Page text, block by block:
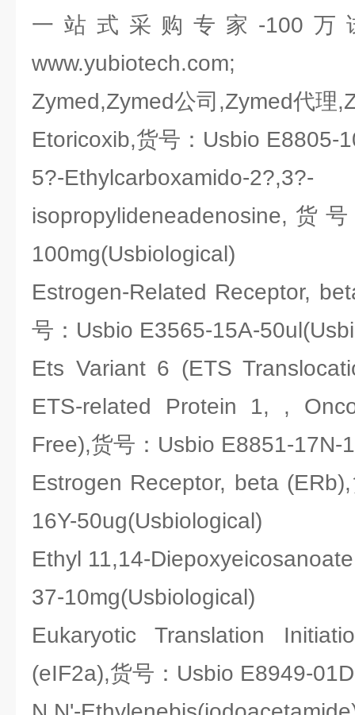
一站式采购专家-100万
www.yubiotech.com;
Zymed,Zymed公司,Zymed代理
Etoricoxib,货号：Usbio E8805-
5?-Ethylcarboxamido-2?,3?-
isopropylideneadenosine,货
100mg(Usbiological)
Estrogen-Related Receptor,
号：Usbio E3565-15A-
Ets Variant 6 (ETS
ETS-related Protein 1, ,
Free),货号：Usbio E8851-17N-
Estrogen Receptor, beta
16Y-50ug(Usbiological)
Ethyl 11,14-
37-10mg(Usbiological)
Eukaryotic Translation
(eIF2a),货号：Usbio E8949-